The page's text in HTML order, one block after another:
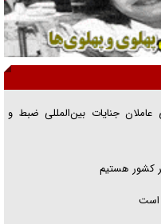
معنوی رهبر شهید را
جنایات بین‌المللی ضبط و
کشور هستیم
است